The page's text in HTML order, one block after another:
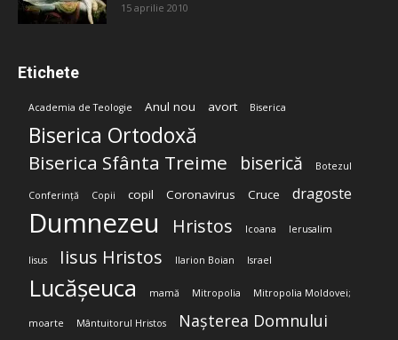
15 aprilie 2010
Etichete
Academia de Teologie Anul nou avort Biserica
Biserica Ortodoxă
Biserica Sfânta Treime biserică Botezul
Conferință Copii copil Coronavirus Cruce dragoste
Dumnezeu Hristos Icoana Ierusalim
Iisus Iisus Hristos Ilarion Boian Israel
Lucășeuca mamă Mitropolia Mitropolia Moldovei;
moarte Mântuitorul Hristos Nașterea Domnului